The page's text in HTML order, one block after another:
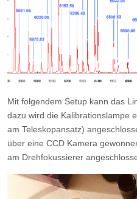
Mit folgendem Setup kann das
dazu wird die Kalibrationslampe
am Teleskopansatz)
über eine CCD Kamera
am Drehfokussierer